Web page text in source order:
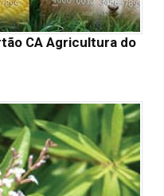
CA Agricultura do